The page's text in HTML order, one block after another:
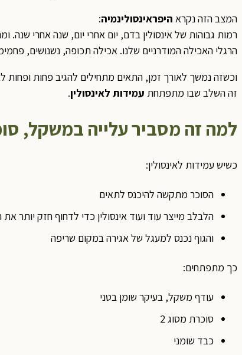
המצב הזה נקרא היפראינסולינמיה:
רמות גבוהות של אינסולין בדם, יום אחרי יום, שנה אחרי שנה.
הרגלי האכילה המודרניים שלנו. אכילה תכופה, נשנושים,
וכשזה נמשך לאורך זמן, התאים מתחילים להגיב פחות ופחות
זה השלב שבו מתפתחת עמידות לאינסולין.
למה זה מסביר עלייה במשקל,
כשיש עמידות לאינסולין:
הסוכר מתקשה להיכנס לתאים
הלבלב מייצר עוד ועוד אינסולין כדי לדחוף חזק יותר
והגוף נכנס למעגל של אגירה במקום שריפה
כך מתפתחים:
עודף משקל, בעיקר שומן בטני
סוכרת מסוג 2
כבד שומני